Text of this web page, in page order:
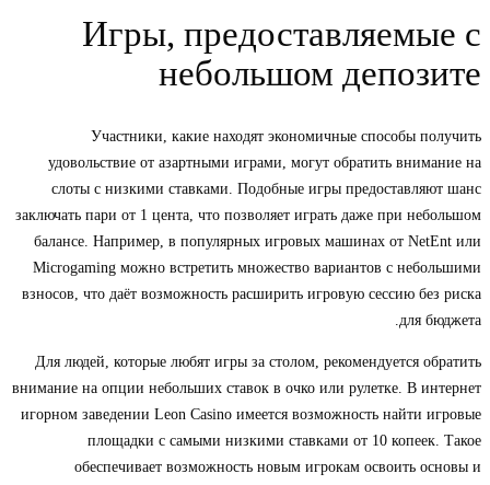
Игры, предоставляемые с
небольшом депозите
Участники, какие находят экономичные способы получить
удовольствие от азартными играми, могут обратить внимание на
слоты с низкими ставками. Подобные игры предоставляют шанс
заключать пари от 1 цента, что позволяет играть даже при небольшом
балансе. Например, в популярных игровых машинах от NetEnt или
Microgaming можно встретить множество вариантов с небольшими
взносов, что даёт возможность расширить игровую сессию без риска
для бюджета.
Для людей, которые любят игры за столом, рекомендуется обратить
внимание на опции небольших ставок в очко или рулетке. В интернет
игорном заведении Leon Casino имеется возможность найти игровые
площадки с самыми низкими ставками от 10 копеек. Такое
обеспечивает возможность новым игрокам освоить основы и